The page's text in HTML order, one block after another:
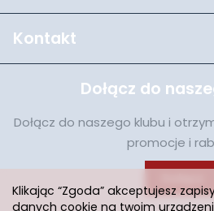
Kontakt
Dołącz do
Dołącz do naszego klubu i
promocje i
Klikając “Zgoda” akceptujesz
danych cookie na twoim